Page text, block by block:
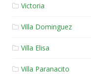
Victoria
Villa Dominguez
Villa Elisa
Villa Paranacito